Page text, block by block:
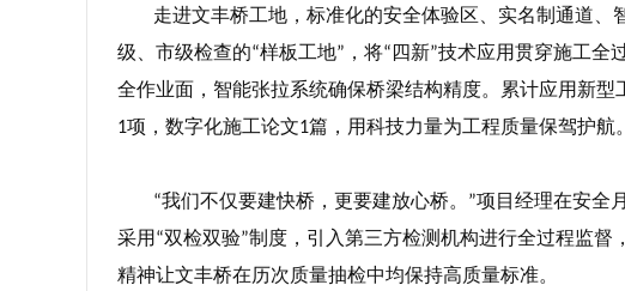
走进文丰桥工地，标准化的安全体验区、实名制通道
级、市级检查的“样板工地” ，将“ 四新”技术应用贯穿施工全
全作业面，智能张拉系统确保桥梁结构精度。累计应用新型
1项，数字化施工论文1篇，用科技力量为工程质量保驾护航。
“我们不仅要建快桥，更要建放心桥。 ”项目经理在安全
采用 “双检双验”制度，引入第三方检测机构进行全过程监督
精神让文丰桥在历次质量抽检中均保持高质量标准。